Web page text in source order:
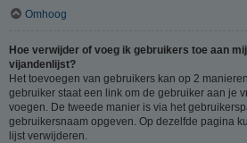
Omhoog
Hoe verwijder of voeg ik gebruikers toe aan
vijandenlijst?
Het toevoegen van gebruikers kan op 2
gebruiker staat een link om de gebruiker aan je
voegen. De tweede manier is via het
gebruikersnaam opgeven. Op dezelfde pagina
lijst verwijderen.